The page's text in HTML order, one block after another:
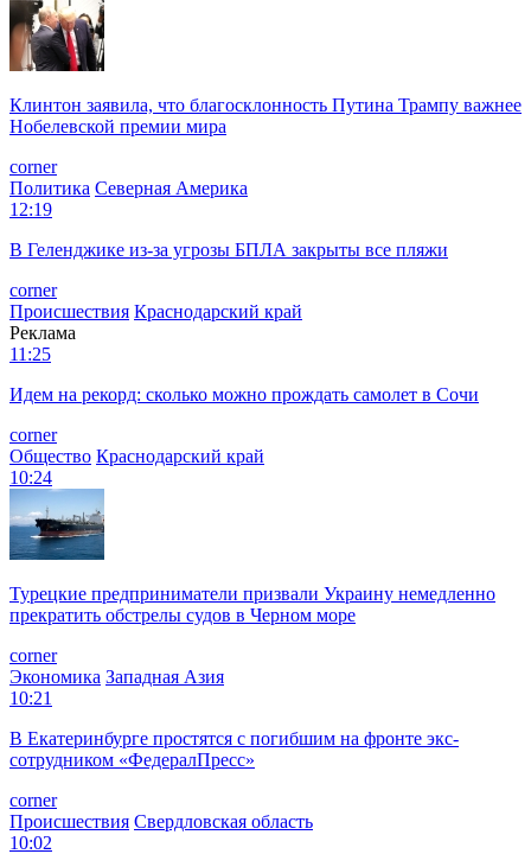
Клинтон заявила, что благосклонность Путина Трампу важнее
Нобелевской премии мира
corner
Политика Северная Америка
12:19
В Геленджике из-за угрозы БПЛА закрыты все пляжи
corner
Происшествия Краснодарский край
Реклама
11:25
Идем на рекорд: сколько можно прождать самолет в Сочи
corner
Общество Краснодарский край
10:24
Турецкие предприниматели призвали Украину немедленно
прекратить обстрелы судов в Черном море
corner
Экономика Западная Азия
10:21
В Екатеринбурге простятся с погибшим на фронте экс-
сотрудником «ФедералПресс»
corner
Происшествия Свердловская область
10:02